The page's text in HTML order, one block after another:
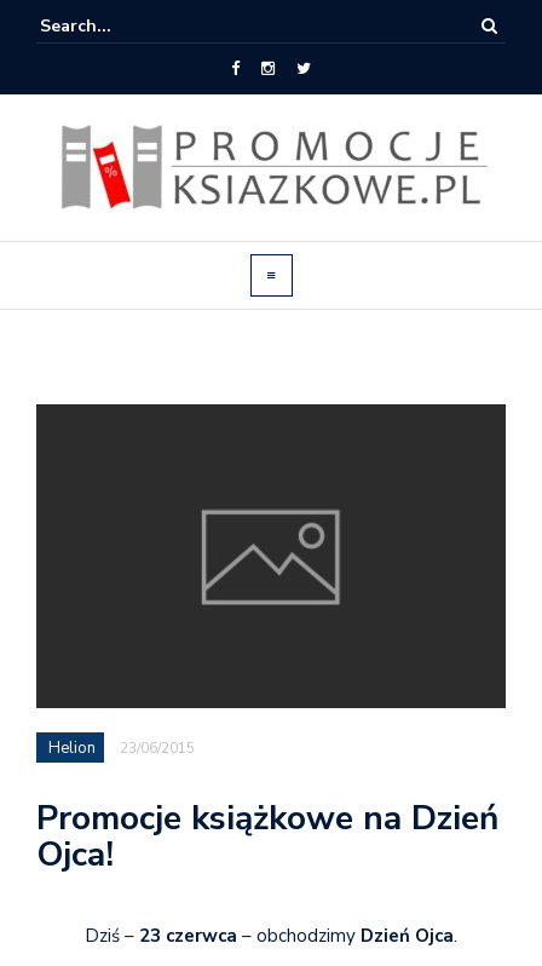
Helion 23/06/2015
Promocje książkowe na Dzień
Ojca!
Dziś – 23 czerwca – obchodzimy Dzień Ojca.